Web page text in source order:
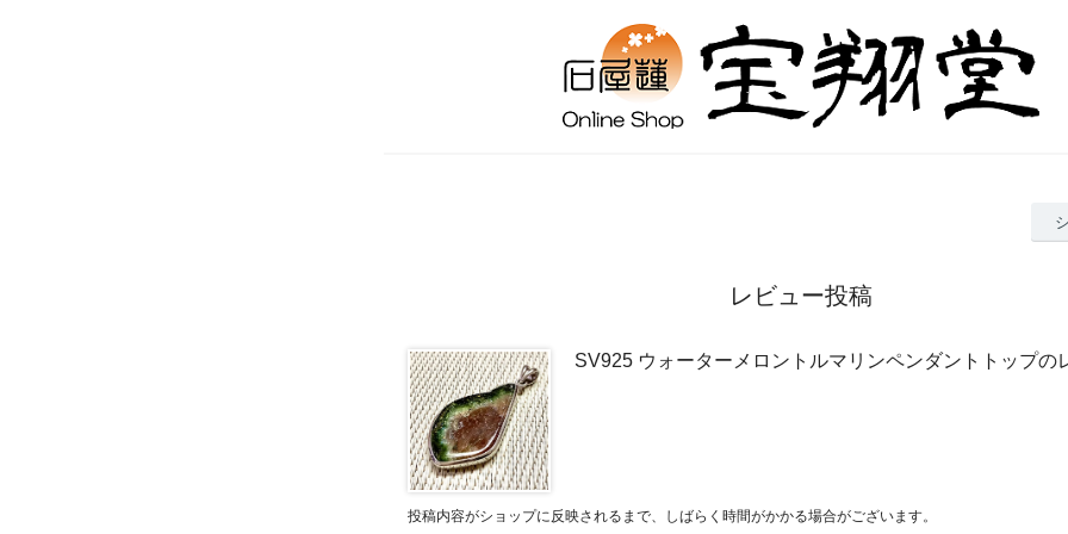
レビュー投稿
SV925 ウォーターメロントルマリンペンダントトップの
投稿内容がショップに反映されるまで、しばらく時間がかかる場合がございます。